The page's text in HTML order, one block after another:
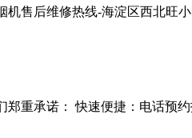
售后维修热线-海淀区西北旺
重承诺： 快速便捷：电话预